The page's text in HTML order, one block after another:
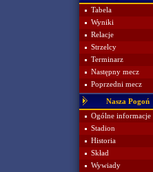
Tabela
Wyniki
Relacje
Strzelcy
Terminarz
Następny mecz
Poprzedni mecz
Nasza Pogoń
Ogólne informacje
Stadion
Historia
Skład
Wywiady